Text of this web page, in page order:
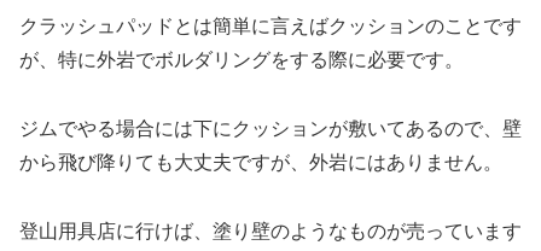
クラッシュパッドとは簡単に言えばクッションのことです
が、特に外岩でボルダリングをする際に必要です。
ジムでやる場合には下にクッションが敷いてあるので、壁
から飛び降りても大丈夫ですが、外岩にはありません。
登山用具店に行けば、塗り壁のようなものが売っています